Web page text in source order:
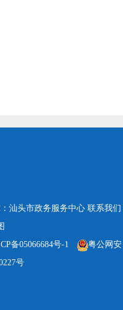
汕头市政务服务中心 联系我们
备05066684号-1
粤公网安
号